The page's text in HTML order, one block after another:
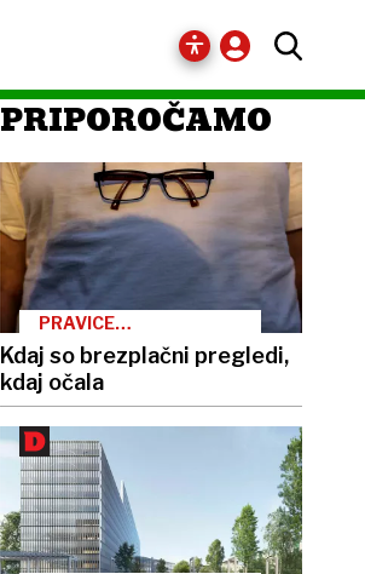
PRIPOROČAMO
PRAVICE
ZAVAROVANCEV
Kdaj so brezplačni pregledi,
kdaj očala